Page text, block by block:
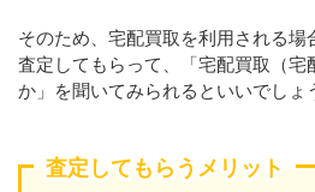
そのため、宅配買取を利用される場
査定してもらって、「宅配買取（宅
か」を聞いてみられるといいでしょ
査定してもらうメリット